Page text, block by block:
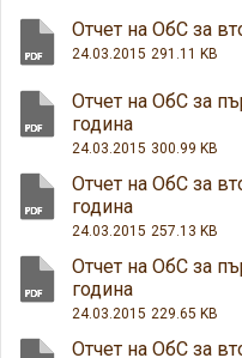
Отчет на ОбС за
24.03.2015 291.11 KB
Отчет на ОбС за
година
24.03.2015 300.99 KB
Отчет на ОбС за
година
24.03.2015 257.13 KB
Отчет на ОбС за
година
24.03.2015 229.65 KB
Отчет на ОбС за